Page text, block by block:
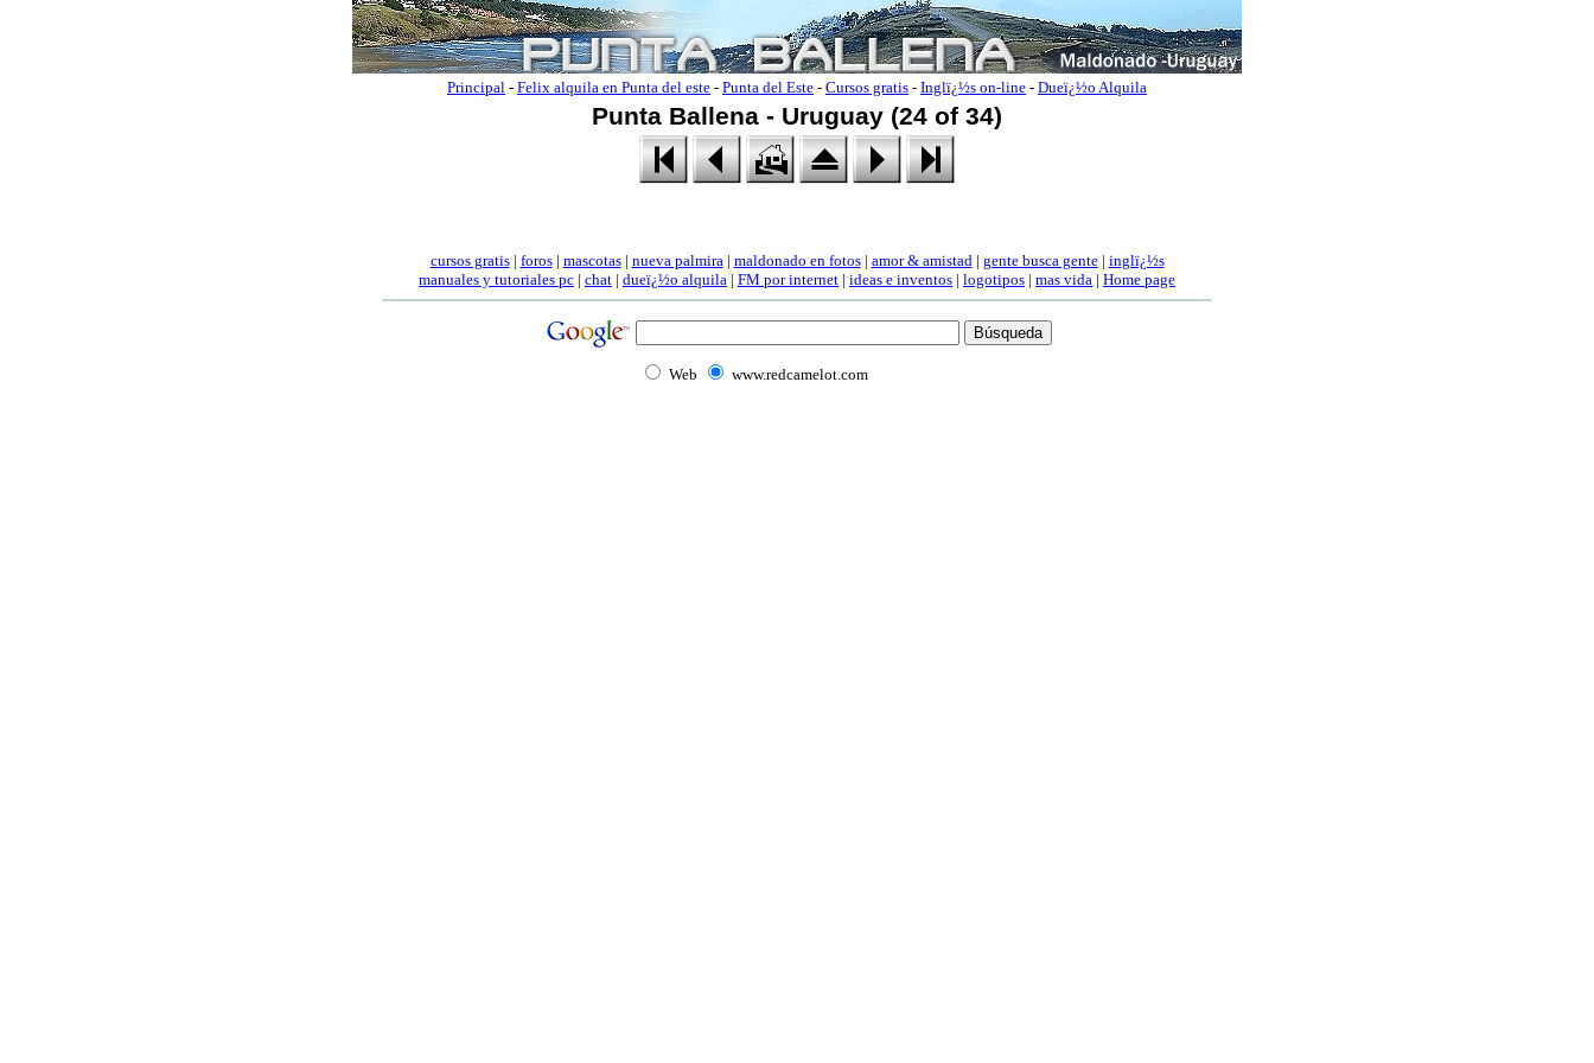
Principal - Felix alquila en Punta del este - Punta del Este - Cursos gratis - Inglï¿½s on-line - Dueï¿½o Alquila
Punta Ballena - Uruguay (24 of 34)
cursos gratis| foros| mascotas| nueva palmira| maldonado en fotos| amor & amistad| gente busca gente| inglï¿½s
manuales y tutoriales pc | chat | dueï¿½o alquila | FM por internet | ideas e inventos | logotipos | mas vida | Home page
Web www.redcamelot.com